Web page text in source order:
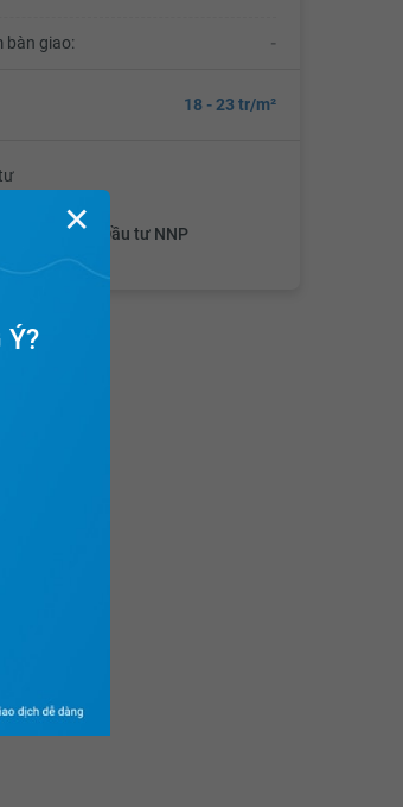
bàn giao: -
18 - 23 tr/m²
Công ty CP Đầu tư NNP
✕
Ý?